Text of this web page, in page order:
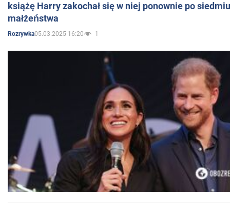
książę Harry zakochał się w niej ponownie po
małżeństwa
Rozrywka05.03.2025 16:20 1